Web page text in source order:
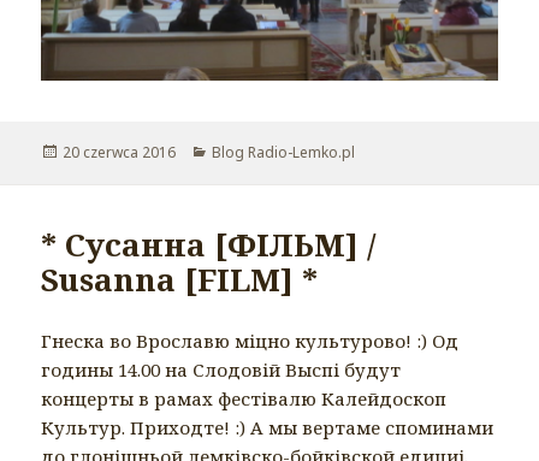
Opublikowano
20 czerwca 2016 Kategorie
Blog Radio-Lemko.pl
* Сусанна [ФІЛЬМ] /
Susanna [FILM] *
Гнеска во Врославю міцно культурово! :) Од
годины 14.00 на Слодовій Выспі будут
концерты в рамах фестівалю Калейдоскоп
Культур. Приходте! :) А мы вертаме споминами
до глонішньой лемківско-бойківской едициі.